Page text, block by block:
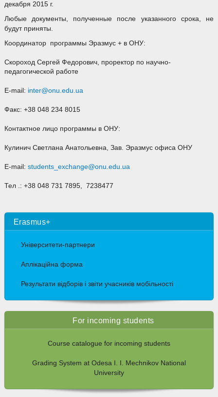
декабря 2015 г.
Любые документы, полученные после указанного срока, не
будут приняты.
Координатор программы Эразмус + в ОНУ:
Скороход Сергей Федорович, проректор по научно-
педагогической работе
E-mail: inter@onu.edu.ua
Факс: +38 048 234 8015
Контактное лицо программы в ОНУ:
Кулинич Светлана Анатольевна, Зав. Эразмус офиса ОНУ
E-mail: students_exchange@onu.edu.ua
Тел .: +38 048 731 7895, 7238477
Erasmus+
Університети-партнери
Аплікаційна форма
Результати відборів і звіти учасників мобільності
For incoming students
Course catalogue for incoming students
Grading System at Odesa I. I. Mechnikov National
University